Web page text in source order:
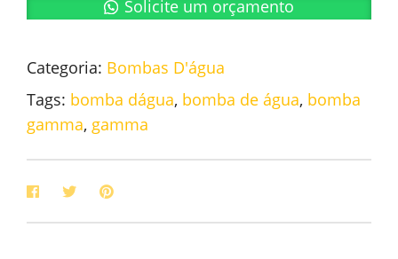
Solicite um orçamento
Categoria: Bombas D'água
Tags: bomba dágua, bomba de água, bomba
gamma, gamma